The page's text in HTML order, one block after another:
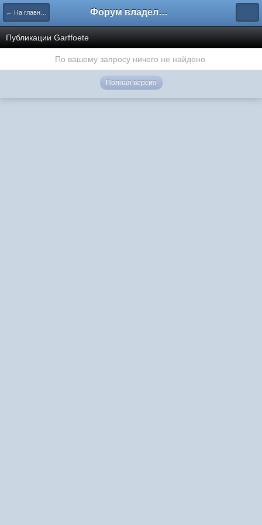
← На главную Форум владельцев интернет-магазинов
Публикации Garffoete
По вашему запросу ничего не найдено.
Полная версия